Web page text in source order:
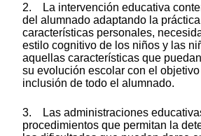
2. La intervención educativa
del alumnado adaptando la
características personales,
estilo cognitivo de los niños y las
aquellas características que
su evolución escolar con el
inclusión de todo el alumnado.
3. Las administraciones
procedimientos que permitan la